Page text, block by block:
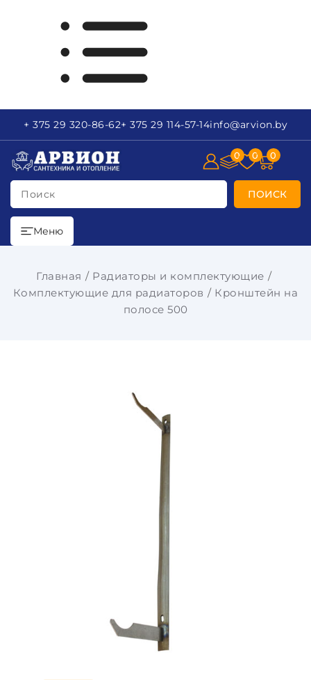
+ 375 29 320-86-62+ 375 29 114-57-14info@arvion.by
Поиск ПОИСК
0 0 0
Меню
Главная
Радиаторы и комплектующие
Комплектующие для радиаторов
Кронштейн на
полосе 500